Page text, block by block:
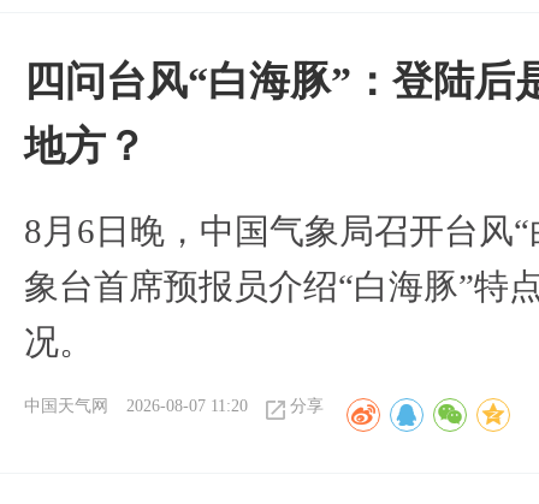
四问台风“白海豚”：登陆
地方？
8月6日晚，中国气象局召开台风
象台首席预报员介绍“白海豚”特
况。
中国天气网 2026-08-07 11:20 分享